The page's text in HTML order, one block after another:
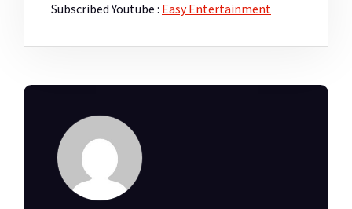
Subscribed Youtube : Easy Entertainment